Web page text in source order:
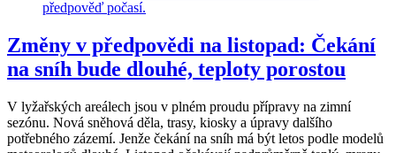
Změny v předpovědi na listopad: Čekání
na sníh bude dlouhé, teploty porostou
V lyžařských areálech jsou v plném proudu přípravy na zimní
sezónu. Nová sněhová děla, trasy, kiosky a úpravy dalšího
potřebného zázemí. Jenže čekání na sníh má být letos podle modelů